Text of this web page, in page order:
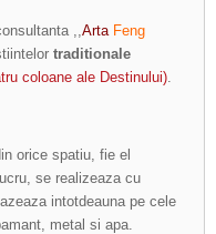
,,ArtaFeng
traditionale
coloane ale Destinului).
orice spatiu, fie el
se realizeaza cu
intotdeauna pe cele
metal si apa.